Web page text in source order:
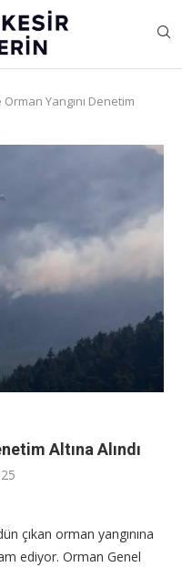
Orman Yangını Denetim
Altına Alındı
çıkan orman yangınına
ediyor. Orman Genel